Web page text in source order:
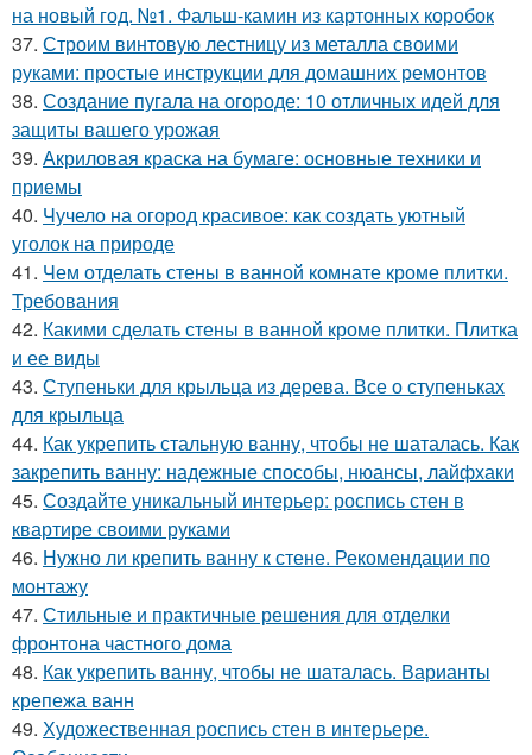
на новый год. №1. Фальш-камин из картонных коробок
37. Строим винтовую лестницу из металла своими
руками: простые инструкции для домашних ремонтов
38. Создание пугала на огороде: 10 отличных идей для
защиты вашего урожая
39. Акриловая краска на бумаге: основные техники и
приемы
40. Чучело на огород красивое: как создать уютный
уголок на природе
41. Чем отделать стены в ванной комнате кроме плитки.
Требования
42. Какими сделать стены в ванной кроме плитки. Плитка
и ее виды
43. Ступеньки для крыльца из дерева. Все о ступеньках
для крыльца
44. Как укрепить стальную ванну, чтобы не шаталась. Как
закрепить ванну: надежные способы, нюансы, лайфхаки
45. Создайте уникальный интерьер: роспись стен в
квартире своими руками
46. Нужно ли крепить ванну к стене. Рекомендации по
монтажу
47. Стильные и практичные решения для отделки
фронтона частного дома
48. Как укрепить ванну, чтобы не шаталась. Варианты
крепежа ванн
49. Художественная роспись стен в интерьере.